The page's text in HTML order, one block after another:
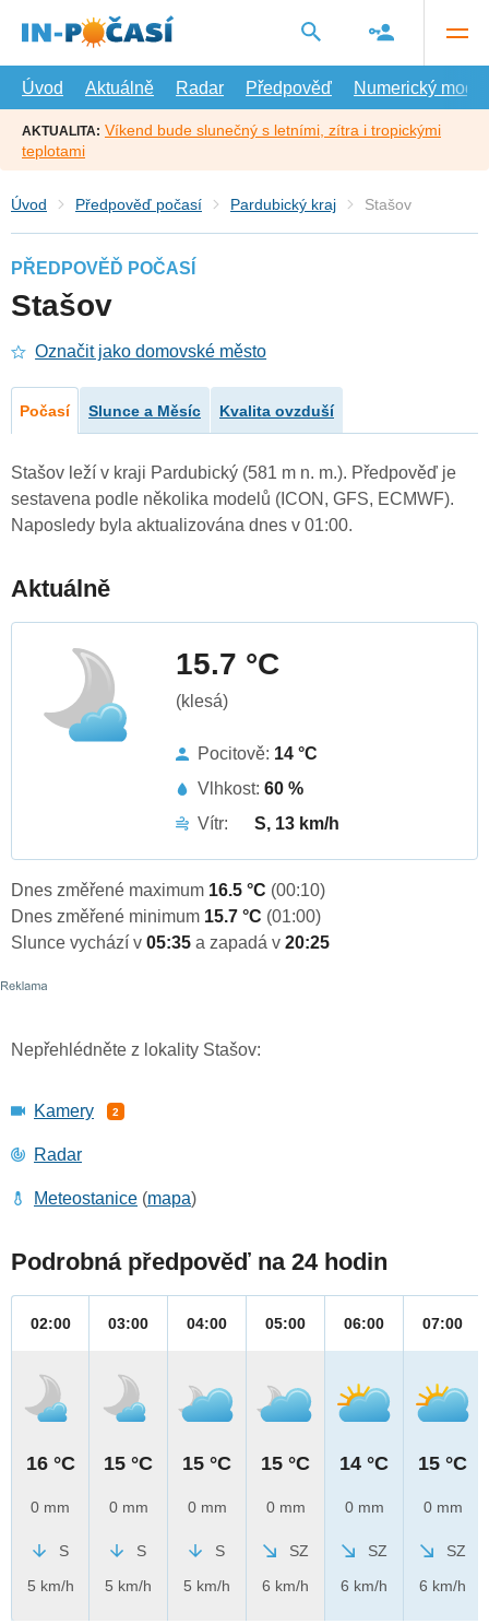
hlavní
Úvod
Aktuálně Radar Předpověď Numerický model
AKTUALITA: Víkend bude slunečný s letními, zítra i tropickými
teplotami
Úvod Předpověď počasí Pardubický kraj Stašov
PŘEDPOVĚĎ POČASÍ
Stašov
Označit jako domovské město
Počasí Slunce a Měsíc Kvalita ovzduší
Stašov leží v kraji Pardubický (581 m n. m.). Předpověď je
sestavena podle několika modelů (ICON, GFS, ECMWF).
Naposledy byla aktualizována dnes v 01:00.
Aktuálně
15.7 °C
(klesá)
Pocitově: 14 °C
Vlhkost: 60 %
Vítr:
S, 13 km/h
Dnes změřené maximum 16.5 °C (00:10)
Dnes změřené minimum 15.7 °C (01:00)
Slunce vychází v 05:35 a zapadá v 20:25
Nepřehlédněte z lokality Stašov:
Kamery 2
Radar
Meteostanice (mapa)
Podrobná předpověď na 24 hodin
02:00
16 °C
0 mm
S
5 km/h
03:00
15 °C
0 mm
S
5 km/h
04:00
15 °C
0 mm
S
5 km/h
05:00
15 °C
0 mm
SZ
6 km/h
06:00
14 °C
0 mm
SZ
6 km/h
07:00
15 °C
0 mm
SZ
6 km/h